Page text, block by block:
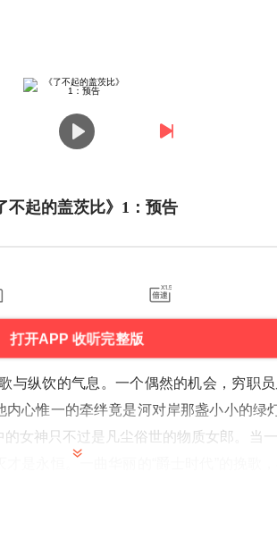
不起的盖茨比》1：预告
打开APP 收听完整版
与纵饮的气息。一个偶然的机会，穷职
心惟一的牵绊竟是河对岸那盏小小的绿
女神只不过是凡尘俗世的物质女郎。当
优秀的小说，这部作品众望所归，高居
印痕到底有多美呢？认真听后面的节目吧